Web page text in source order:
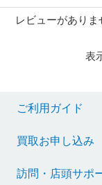
レビューがありま
表
ご利用ガイド
買取お申し込み
訪問・店頭サポ